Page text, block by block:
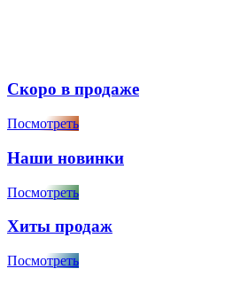
Скоро в продаже
Посмотреть
Наши новинки
Посмотреть
Хиты продаж
Посмотреть